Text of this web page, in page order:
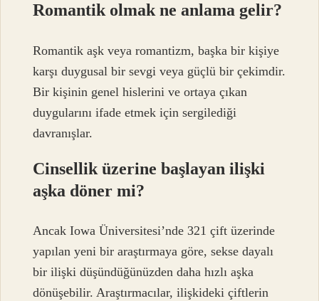
Romantik olmak ne anlama gelir?
Romantik aşk veya romantizm, başka bir kişiye
karşı duygusal bir sevgi veya güçlü bir çekimdir.
Bir kişinin genel hislerini ve ortaya çıkan
duygularını ifade etmek için sergilediği
davranışlar.
Cinsellik üzerine başlayan ilişki
aşka döner mi?
Ancak Iowa Üniversitesi’nde 321 çift üzerinde
yapılan yeni bir araştırmaya göre, sekse dayalı
bir ilişki düşündüğünüzden daha hızlı aşka
dönüşebilir. Araştırmacılar, ilişkideki çiftlerin